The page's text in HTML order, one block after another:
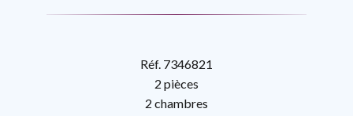
Réf. 7346821
2 pièces
2 chambres